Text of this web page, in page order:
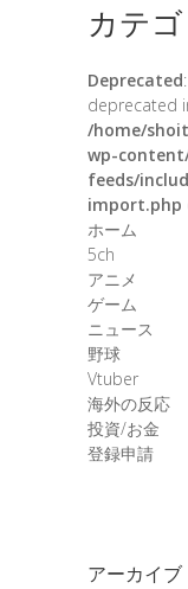
カテ
Deprecated
deprecated
/home/
wp-
feeds/
import.php
ホーム
5ch
アニメ
ゲーム
ニュース
野球
Vtuber
海外の反応
投資/お金
登録申請
アーカイブ